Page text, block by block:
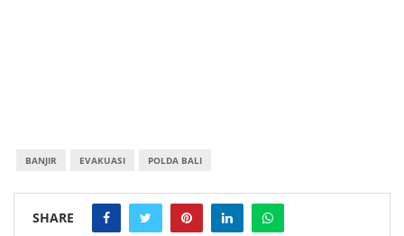
BANJIR EVAKUASI POLDA BALI
SHARE